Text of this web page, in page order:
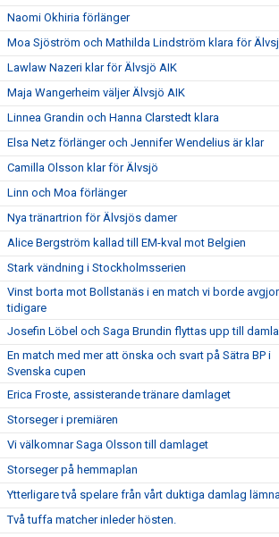
Naomi Okhiria förlänger
Moa Sjöström och Mathilda Lindström klara för
Lawlaw Nazeri klar för Älvsjö AIK
Maja Wangerheim väljer Älvsjö AIK
Linnea Grandin och Hanna Clarstedt klara
Elsa Netz förlänger och Jennifer Wendelius är klar
Camilla Olsson klar för Älvsjö
Linn och Moa förlänger
Nya tränartrion för Älvsjös damer
Alice Bergström kallad till EM-kval mot Belgien
Stark vändning i Stockholmsserien
Vinst borta mot Bollstanäs i en match vi borde
tidigare
Josefin Löbel och Saga Brundin flyttas upp till
En match med mer att önska och svart på Sätra BP i
Svenska cupen
Erica Froste, assisterande tränare damlaget
Storseger i premiären
Vi välkomnar Saga Olsson till damlaget
Storseger på hemmaplan
Ytterligare två spelare från vårt duktiga damlag
Två tuffa matcher inleder hösten.